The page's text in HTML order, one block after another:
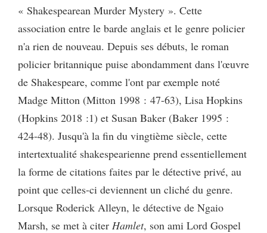
« Shakespearean Murder Mystery ». Cette
association entre le barde anglais et le genre policier
n'a rien de nouveau. Depuis ses débuts, le roman
policier britannique puise abondamment dans l'œuvre
de Shakespeare, comme l'ont par exemple noté
Madge Mitton (Mitton 1998 : 47-63), Lisa Hopkins
(Hopkins 2018 :1) et Susan Baker (Baker 1995 :
424-48). Jusqu'à la fin du vingtième siècle, cette
intertextualité shakespearienne prend essentiellement
la forme de citations faites par le détective privé, au
point que celles-ci deviennent un cliché du genre.
Lorsque Roderick Alleyn, le détective de Ngaio
Marsh, se met à citer Hamlet, son ami Lord Gospel